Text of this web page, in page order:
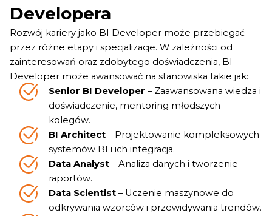
Developera
Rozwój kariery jako BI Developer może przebiegać
przez różne etapy i specjalizacje. W zależności od
zainteresowań oraz zdobytego doświadczenia, BI
Developer może awansować na stanowiska takie jak:
Senior BI Developer – Zaawansowana wiedza i
doświadczenie, mentoring młodszych
kolegów.
BI Architect – Projektowanie kompleksowych
systemów BI i ich integracja.
Data Analyst – Analiza danych i tworzenie
raportów.
Data Scientist – Uczenie maszynowe do
odkrywania wzorców i przewidywania trendów.